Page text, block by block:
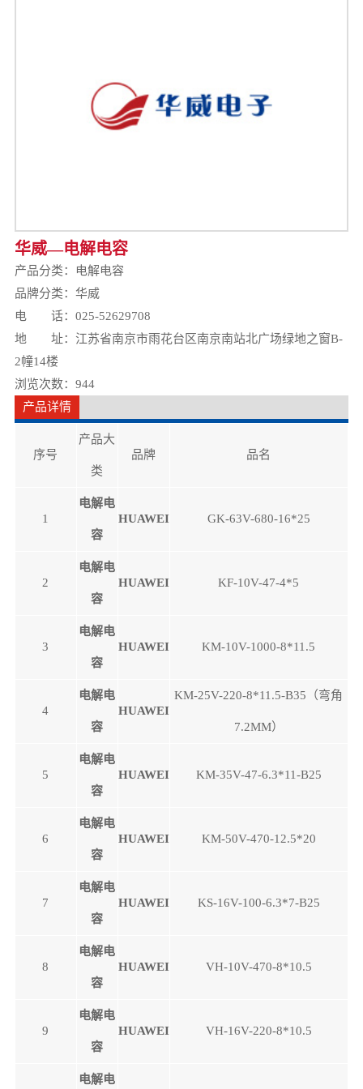
华威—电解电容
产品分类：
电解电容
品牌分类：华威
电 话：025-52629708
地 址：江苏省南京市雨花台区南京南站北广场绿地之窗B-
2幢14楼
浏览次数：944
产品详情
序号
产品大
类
品牌 品名
1
电解电
容
HUAWEI GK-63V-680-16*25
2
电解电
容
HUAWEI KF-10V-47-4*5
3
电解电
容
HUAWEI KM-10V-1000-8*11.5
4
电解电
容
HUAWEI
KM-25V-220-8*11.5-B35（弯角
7.2MM）
5
电解电
容
HUAWEI KM-35V-47-6.3*11-B25
6
电解电
容
HUAWEI KM-50V-470-12.5*20
7
电解电
容
HUAWEI KS-16V-100-6.3*7-B25
8
电解电
容
HUAWEI VH-10V-470-8*10.5
9
电解电
容
HUAWEI VH-16V-220-8*10.5
电解电